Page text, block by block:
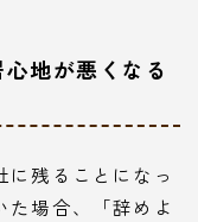
地が悪くなる
残ることになっ
た場合、「辞めよ